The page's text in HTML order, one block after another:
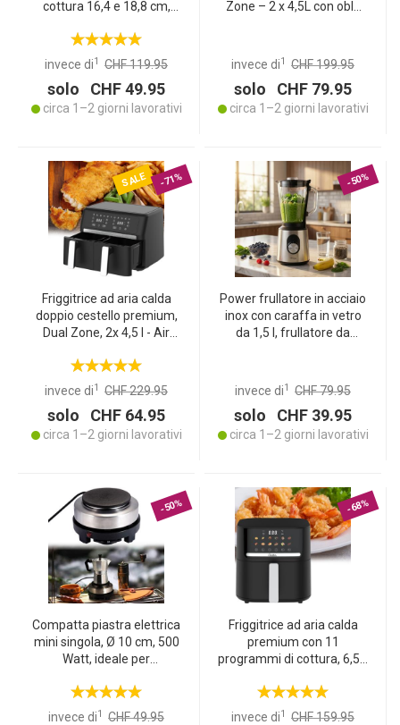
cottura 16,4 e 18,8 cm,
W, rapido riscaldamento,
ideale per campeggio,
invece di1 CHF 119.95
solo CHF 49.95
circa 1–2 giorni lavorativi
Zone – 2 x 4,5L con oblò
XXL a doppia camera
invece di1 CHF 199.95
solo CHF 79.95
circa 1–2 giorni lavorativi
SALE -71%
Friggitrice ad aria calda
doppio cestello premium,
Dual Zone, 2x 4,5 l - Air
11 programmi di cottura,
display touch LED,
2400 W
invece di1 CHF 229.95
solo CHF 64.95
circa 1–2 giorni lavorativi
-50%
Power frullatore in acciaio
inox con caraffa in vetro
da 1,5 l, frullatore da
tritare frutta e verdura
invece di1 CHF 79.95
solo CHF 39.95
circa 1–2 giorni lavorativi
-50%
Compatta piastra elettrica
mini singola, Ø 10 cm, 500
Watt, ideale per
piccole cucine,
riscaldamento rapido &
invece di1 CHF 49.95
-68%
Friggitrice ad aria calda
premium con 11
programmi di cottura, 6,5 l,
pannello LED touch, nero
opaco, rivestimento
invece di1 CHF 159.95